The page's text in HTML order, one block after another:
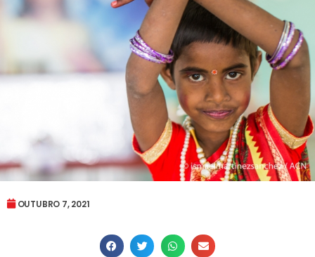
OUTUBRO 7, 2021